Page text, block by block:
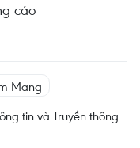
cáo
tin và Truyền thông